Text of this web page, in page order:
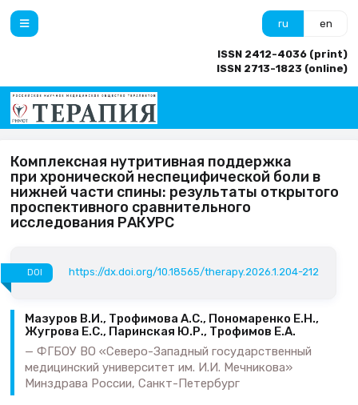
ru en
ISSN 2412-4036 (print)
ISSN 2713-1823 (online)
Комплексная нутритивная поддержка
при хронической неспецифической боли в
нижней части спины: результаты открытого
проспективного сравнительного
исследования РАКУРС
DOI https://dx.doi.org/10.18565/therapy.2026.1.204-212
Мазуров В.И., Трофимова А.С., Пономаренко Е.Н.,
Жугрова Е.С., Паринская Ю.Р., Трофимов Е.А.
ФГБОУ ВО «Северо-Западный государственный
медицинский университет им. И.И. Мечникова»
Минздрава России, Санкт-Петербург